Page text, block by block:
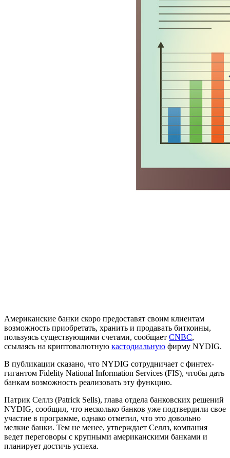
Американские банки скоро предоставят своим клиентам
возможность приобретать, хранить и продавать биткоины,
пользуясь существующими счетами, сообщает CNBC,
ссылаясь на криптовалютную кастодиальную фирму NYDIG.
В публикации сказано, что NYDIG сотрудничает с финтех-
гигантом Fidelity National Information Services (FIS), чтобы дать
банкам возможность реализовать эту функцию.
Патрик Селлз (Patrick Sells), глава отдела банковских решений
NYDIG, сообщил, что несколько банков уже подтвердили свое
участие в программе, однако отметил, что это довольно
мелкие банки. Тем не менее, утверждает Селлз, компания
ведет переговоры с крупными американскими банками и
планирует достичь успеха.